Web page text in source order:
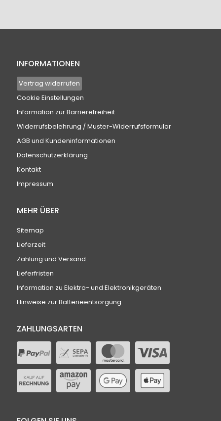
INFORMATIONEN
Vertrag widerrufen
Cookie Einstellungen
Information zur Barrierefreiheit
Widerrufsbelehrung / Muster-Widerrufsformular
AGB und Kundeninformationen
Datenschutzerklärung
Kontakt
Impressum
MEHR ÜBER
Sitemap
Lieferzeit
Zahlung und Versand
Lieferfristen
Information zu Elektro- und Elektronikgeräten
Hinweise zur Batterieentsorgung
ZAHLUNGSARTEN